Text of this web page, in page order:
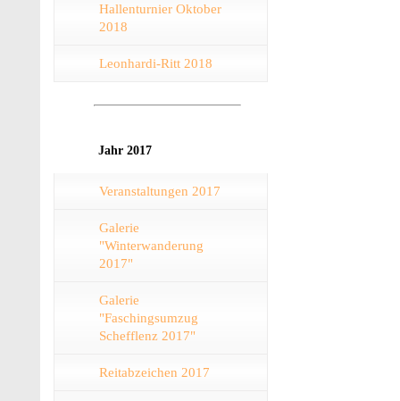
Hallenturnier Oktober
2018
Leonhardi-Ritt 2018
Jahr 2017
Veranstaltungen 2017
Galerie
"Winterwanderung
2017"
Galerie
"Faschingsumzug
Schefflenz 2017"
Reitabzeichen 2017